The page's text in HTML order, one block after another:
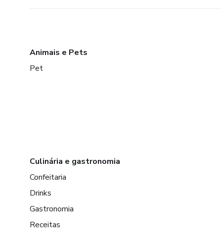
Animais e Pets
Pet
Culinária e gastronomia
Confeitaria
Drinks
Gastronomia
Receitas